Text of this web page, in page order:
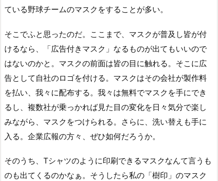
ている野球チームのマスクをすることが多い。
そこでふと思ったのだ。ここまで、マスクが普及し皆が付
けるなら、「広告付きマスク」なるものが出てもいいので
はないのかと。マスクの前面は皆の目に触れる。そこに広
告として自社のロゴを付ける。マスクはその会社が製作料
を払い、我々に配布する。我々は無料でマスクを手にでき
るし、複数社が乗っかれば見た目の変化を日々気分で楽し
みながら、マスクをつけられる。さらに、洗い替えも手に
入る。企業広報の方々、ぜひ如何だろうか。
そのうち、Tシャツのように印刷できるマスクなんて言うも
のも出てくるのかなぁ。そうしたら私の「樹印」のマスク